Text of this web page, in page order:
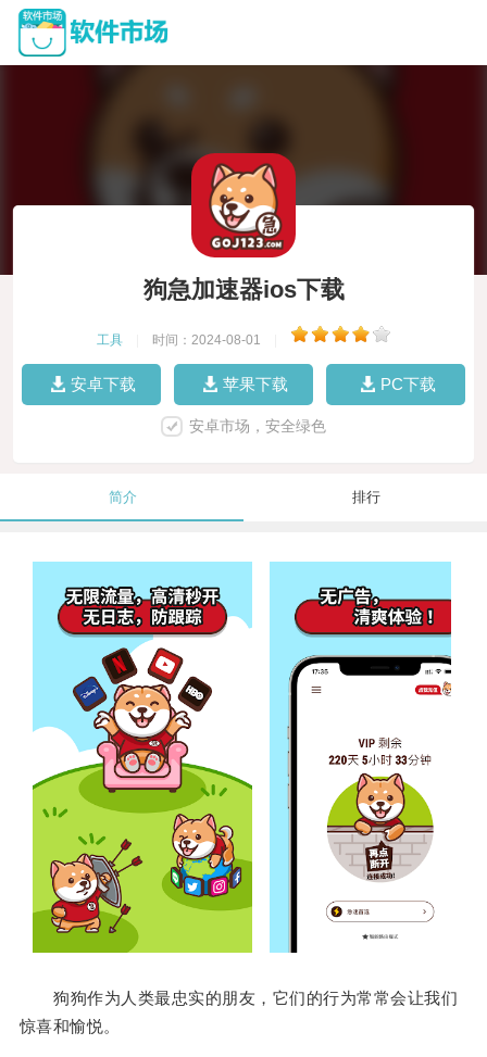
狗急加速器ios下载
工具 时间：2024-08-01
安卓下载 苹果下载 PC下载
安卓市场，安全绿色
简介 排行
狗狗作为人类最忠实的朋友，它们的行为常常会让我们
惊喜和愉悦。